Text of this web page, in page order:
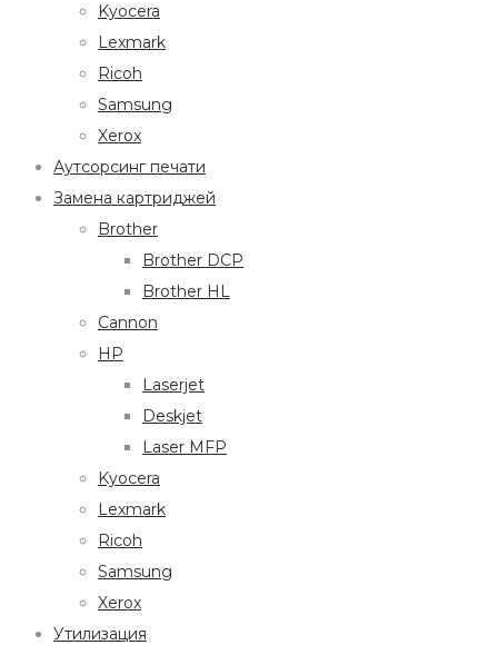
Kyocera
Lexmark
Ricoh
Samsung
Xerox
Аутсорсинг печати
Замена картриджей
Brother
Brother DCP
Brother HL
Cannon
HP
Laserjet
Deskjet
Laser MFP
Kyocera
Lexmark
Ricoh
Samsung
Xerox
Утилизация